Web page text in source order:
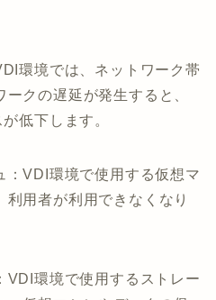
環境では、ネットワーク帯
クの遅延が発生すると、
低下します。
：VDI環境で使用する仮想マ
用者が利用できなくなり
VDI環境で使用するストレー